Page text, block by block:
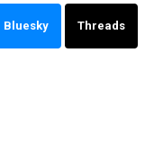
Bluesky Threads